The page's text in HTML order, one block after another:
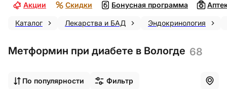
Акции Скидки Бонусная программа
Каталог Лекарства и БАД Эндокринология
Метформин при диабете в Вологде 68
По популярности Фильтр